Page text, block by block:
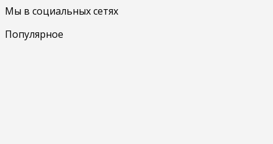
Мы в социальных сетях
Популярное